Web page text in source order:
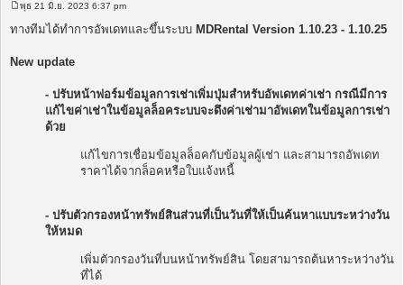
โ
พ
ส
พุธ 21 มิ.ย. 2023 6:37 pm
ทางทีมได้ทำการอัพเดทและขึ้นระบบ MDRental Version 1.10.23 - 1.10.25
New update
- ปรับหน้าฟอร์มข้อมูลการเช่าเพิ่มปุ่มสำหรับอัพเดทค่าเช่า กรณีมีการ
แก้ไขค่าเช่าในข้อมูลล็อคระบบจะดึงค่าเช่ามาอัพเดทในข้อมูลการเช่า
ด้วย
แก้ไขการเชื่อมข้อมูลล็อคกับข้อมูลผู้เช่า และสามารถอัพเดท
ราคาได้จากล็อคหรือใบแจ้งหนี้
- ปรับตัวกรองหน้าทรัพย์สินส่วนที่เป็นวันที่ให้เป็นค้นหาแบบระหว่างวัน
ให้หมด
เพิ่มตัวกรองวันที่บนหน้าทรัพย์สิน โดยสามารถต้นหาระหว่างวัน
ที่ได้